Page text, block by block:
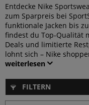
Entdecke Nike
zum Sparpreis bei
funktionale Jacken bis
findest du Top-Qualität
Deals und limitierte
lohnt sich – Nike
weiterlesen
FILTERN